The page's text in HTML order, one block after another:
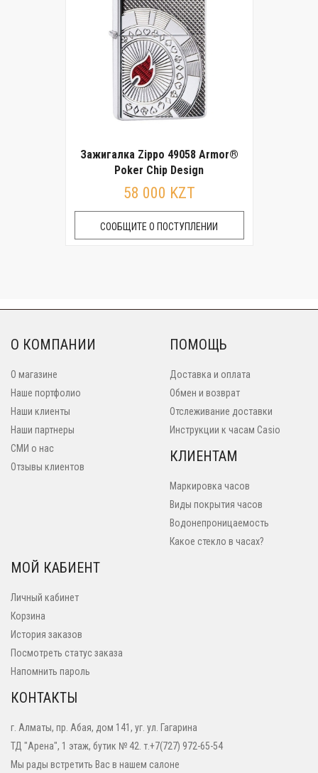
Зажигалка Zippo 49058 Armor®
Poker Chip Design
58 000 KZT
СООБЩИТЕ О ПОСТУПЛЕНИИ
О КОМПАНИИ
О магазине
Наше портфолио
Наши клиенты
Наши партнеры
СМИ о нас
Отзывы клиентов
ПОМОЩЬ
Доставка и оплата
Обмен и возврат
Отслеживание доставки
Инструкции к часам Casio
КЛИЕНТАМ
Маркировка часов
Виды покрытия часов
Водонепроницаемость
Какое стекло в часах?
МОЙ КАБИЕНТ
Личный кабинет
Корзина
История заказов
Посмотреть статус заказа
Напомнить пароль
КОНТАКТЫ
г. Алматы, пр. Абая, дом 141, уг. ул. Гагарина
ТД "Арена", 1 этаж, бутик № 42. т.+7(727) 972-65-54
Мы рады встретить Вас в нашем салоне